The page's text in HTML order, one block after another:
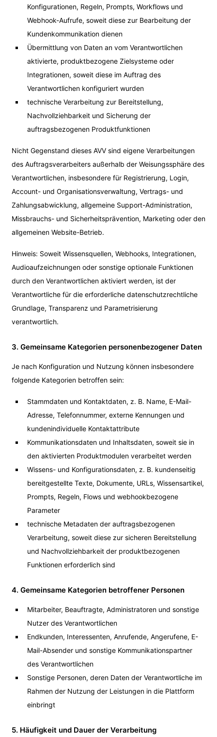
Konfigurationen, Regeln, Prompts, Workflows und
Webhook-Aufrufe, soweit diese zur Bearbeitung der
Kundenkommunikation dienen
Übermittlung von Daten an vom Verantwortlichen
aktivierte, produktbezogene Zielsysteme oder
Integrationen, soweit diese im Auftrag des
Verantwortlichen konfiguriert wurden
technische Verarbeitung zur Bereitstellung,
Nachvollziehbarkeit und Sicherung der
auftragsbezogenen Produktfunktionen
Nicht Gegenstand dieses AVV sind eigene Verarbeitungen
des Auftragsverarbeiters außerhalb der Weisungssphäre des
Verantwortlichen, insbesondere für Registrierung, Login,
Account- und Organisationsverwaltung, Vertrags- und
Zahlungsabwicklung, allgemeine Support-Administration,
Missbrauchs- und Sicherheitsprävention, Marketing oder den
allgemeinen Website-Betrieb.
Hinweis: Soweit Wissensquellen, Webhooks, Integrationen,
Audioaufzeichnungen oder sonstige optionale Funktionen
durch den Verantwortlichen aktiviert werden, ist der
Verantwortliche für die erforderliche datenschutzrechtliche
Grundlage, Transparenz und Parametrisierung
verantwortlich.
3. Gemeinsame Kategorien personenbezogener Daten
Je nach Konfiguration und Nutzung können insbesondere
folgende Kategorien betroffen sein:
Stammdaten und Kontaktdaten, z. B. Name, E-Mail-
Adresse, Telefonnummer, externe Kennungen und
kundenindividuelle Kontaktattribute
Kommunikationsdaten und Inhaltsdaten, soweit sie in
den aktivierten Produktmodulen verarbeitet werden
Wissens- und Konfigurationsdaten, z. B. kundenseitig
bereitgestellte Texte, Dokumente, URLs, Wissensartikel,
Prompts, Regeln, Flows und webhookbezogene
Parameter
technische Metadaten der auftragsbezogenen
Verarbeitung, soweit diese zur sicheren Bereitstellung
und Nachvollziehbarkeit der produktbezogenen
Funktionen erforderlich sind
4. Gemeinsame Kategorien betroffener Personen
Mitarbeiter, Beauftragte, Administratoren und sonstige
Nutzer des Verantwortlichen
Endkunden, Interessenten, Anrufende, Angerufene, E-
Mail-Absender und sonstige Kommunikationspartner
des Verantwortlichen
Sonstige Personen, deren Daten der Verantwortliche im
Rahmen der Nutzung der Leistungen in die Plattform
einbringt
5. Häufigkeit und Dauer der Verarbeitung